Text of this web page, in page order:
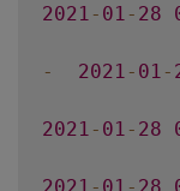
2021 - 01 - 28
- 2021 - 01 -
2021 - 01 - 28
2021 - 01 - 28